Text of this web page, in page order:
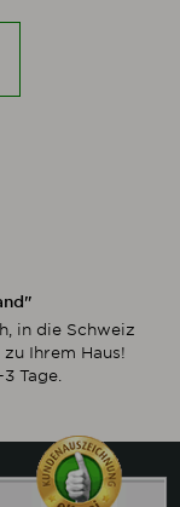
in die Schweiz
Ihrem Haus!
Tage.